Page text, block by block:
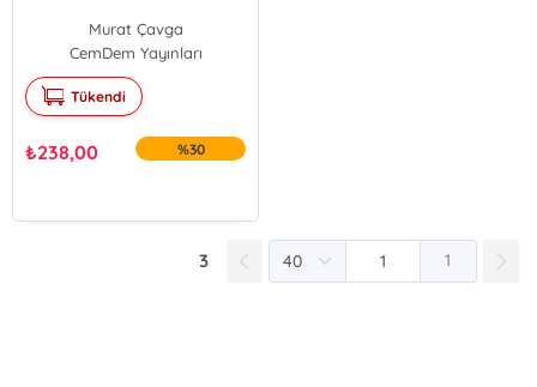
Murat Çavga
CemDem Yayınları
Tükendi
₺238,00 %30
3 1